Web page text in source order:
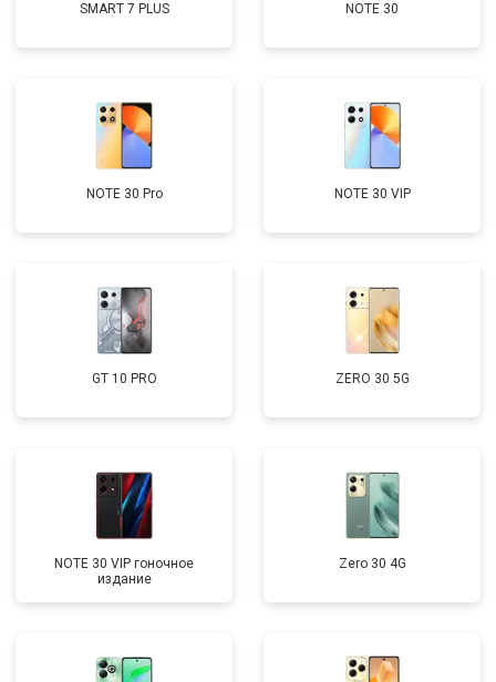
SMART 7 PLUS NOTE 30
NOTE 30 Pro NOTE 30 VIP
GT 10 PRO ZERO 30 5G
NOTE 30 VIP гоночное
издание
Zero 30 4G